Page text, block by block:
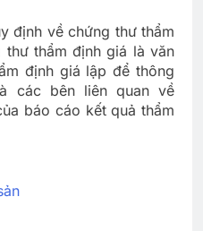
định về chứng thư thẩm
thẩm định giá là văn
định giá lập để thông
các bên liên quan về
báo cáo kết quả thẩm